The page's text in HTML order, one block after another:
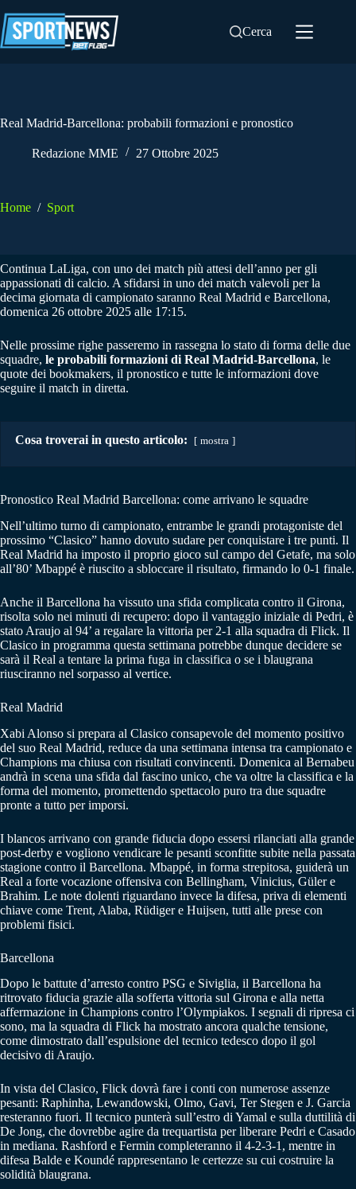
al
contenuto
Cerca
Real Madrid-Barcellona: probabili formazioni e pronostico
Redazione MME 27 Ottobre 2025
Home / Sport
Continua LaLiga, con uno dei match più attesi dell’anno per gli
appassionati di calcio. A sfidarsi in uno dei match valevoli per la
decima giornata di campionato saranno Real Madrid e Barcellona,
domenica 26 ottobre 2025 alle 17:15.
Nelle prossime righe passeremo in rassegna lo stato di forma delle due
squadre, le probabili formazioni di Real Madrid-Barcellona, le
quote dei bookmakers, il pronostico e tutte le informazioni dove
seguire il match in diretta.
Cosa troverai in questo articolo: mostra
Pronostico Real Madrid Barcellona: come arrivano le squadre
Nell’ultimo turno di campionato, entrambe le grandi protagoniste del
prossimo “Clasico” hanno dovuto sudare per conquistare i tre punti. Il
Real Madrid ha imposto il proprio gioco sul campo del Getafe, ma solo
all’80’ Mbappé è riuscito a sbloccare il risultato, firmando lo 0-1 finale.
Anche il Barcellona ha vissuto una sfida complicata contro il Girona,
risolta solo nei minuti di recupero: dopo il vantaggio iniziale di Pedri, è
stato Araujo al 94’ a regalare la vittoria per 2-1 alla squadra di Flick. Il
Clasico in programma questa settimana potrebbe dunque decidere se
sarà il Real a tentare la prima fuga in classifica o se i blaugrana
riusciranno nel sorpasso al vertice.
Real Madrid
Xabi Alonso si prepara al Clasico consapevole del momento positivo
del suo Real Madrid, reduce da una settimana intensa tra campionato e
Champions ma chiusa con risultati convincenti. Domenica al Bernabeu
andrà in scena una sfida dal fascino unico, che va oltre la classifica e la
forma del momento, promettendo spettacolo puro tra due squadre
pronte a tutto per imporsi.
I blancos arrivano con grande fiducia dopo essersi rilanciati alla grande
post-derby e vogliono vendicare le pesanti sconfitte subite nella passata
stagione contro il Barcellona. Mbappé, in forma strepitosa, guiderà un
Real a forte vocazione offensiva con Bellingham, Vinicius, Güler e
Brahim. Le note dolenti riguardano invece la difesa, priva di elementi
chiave come Trent, Alaba, Rüdiger e Huijsen, tutti alle prese con
problemi fisici.
Barcellona
Dopo le battute d’arresto contro PSG e Siviglia, il Barcellona ha
ritrovato fiducia grazie alla sofferta vittoria sul Girona e alla netta
affermazione in Champions contro l’Olympiakos. I segnali di ripresa ci
sono, ma la squadra di Flick ha mostrato ancora qualche tensione,
come dimostrato dall’espulsione del tecnico tedesco dopo il gol
decisivo di Araujo.
In vista del Clasico, Flick dovrà fare i conti con numerose assenze
pesanti: Raphinha, Lewandowski, Olmo, Gavi, Ter Stegen e J. Garcia
resteranno fuori. Il tecnico punterà sull’estro di Yamal e sulla duttilità di
De Jong, che dovrebbe agire da trequartista per liberare Pedri e Casado
in mediana. Rashford e Fermin completeranno il 4-2-3-1, mentre in
difesa Balde e Koundé rappresentano le certezze su cui costruire la
solidità blaugrana.